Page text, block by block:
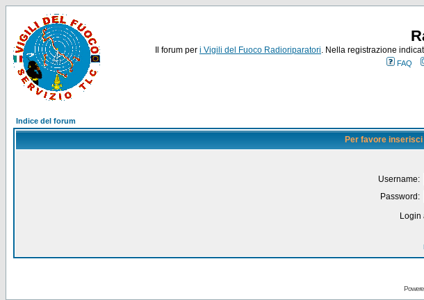
Il forum per i Vigili del Fuoco Radioriparatori. Nella registrazione
FAQ
Indice del forum
Per favore
Username:
Password:
Login